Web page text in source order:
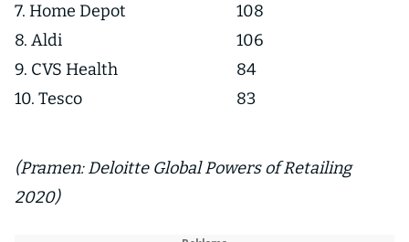
7. Home Depot
8. Aldi
9. CVS Health
10. Tesco
108
106
84
83
(Pramen: Deloitte Global Powers of Retailing
2020)